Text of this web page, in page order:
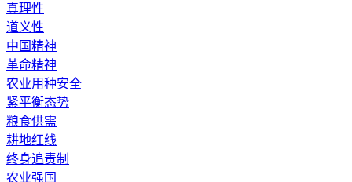
真理性
道义性
中国精神
革命精神
农业用种安全
紧平衡态势
粮食供需
耕地红线
终身追责制
农业强国